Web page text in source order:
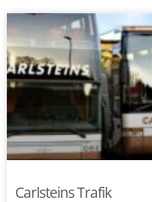
Carlsteins Trafik